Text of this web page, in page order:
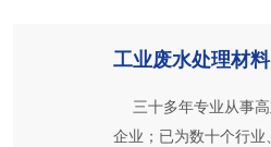
工业废水处理材料
三十多年专业从事
企业；已为数十个行